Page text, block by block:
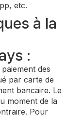
etc.
à la
:
paiement des
par carte de
bancaire. Le
moment de la
Pour